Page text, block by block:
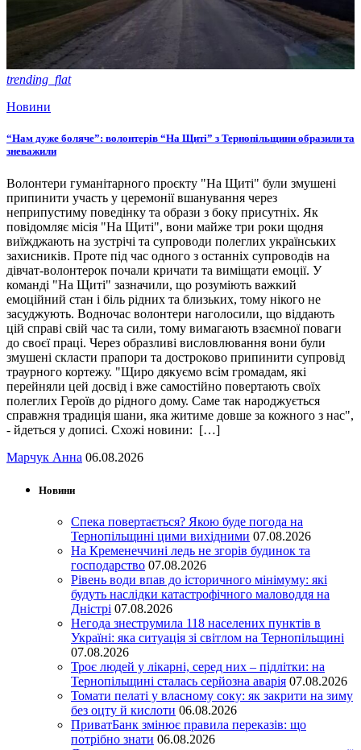
trending_flat
Новини
“Нам дуже боляче”: волонтерів “На Щиті” з Тернопільщини образили та
зневажили
Волонтери гуманітарного проєкту "На Щиті" були змушені
припинити участь у церемонії вшанування через
неприпустиму поведінку та образи з боку присутніх. Як
повідомляє місія "На Щиті", вони майже три роки щодня
виїжджають на зустрічі та супроводи полеглих українських
захисників. Проте під час одного з останніх супроводів на
дівчат-волонтерок почали кричати та виміщати емоції. У
команді "На Щиті" зазначили, що розуміють важкий
емоційний стан і біль рідних та близьких, тому нікого не
засуджують. Водночас волонтери наголосили, що віддають
цій справі свій час та сили, тому вимагають взаємної поваги
до своєї праці. Через образливі висловлювання вони були
змушені скласти прапори та достроково припинити супровід
траурного кортежу. "Щиро дякуємо всім громадам, які
перейняли цей досвід і вже самостійно повертають своїх
полеглих Героїв до рідного дому. Саме так народжується
справжня традиція шани, яка житиме довше за кожного з нас",
- йдеться у дописі. Схожі новини: […]
Марчук Анна 06.08.2026
Новини
Спека повертається? Якою буде погода на
Тернопільщині цими вихідними 07.08.2026
На Кременеччині ледь не згорів будинок та
господарство 07.08.2026
Рівень води впав до історичного мінімуму: які
будуть наслідки катастрофічного маловоддя на
Дністрі 07.08.2026
Негода знеструмила 118 населених пунктів в
Україні: яка ситуація зі світлом на Тернопільщині
07.08.2026
Троє людей у лікарні, серед них – підлітки: на
Тернопільщині сталась серйозна аварія 07.08.2026
Томати пелаті у власному соку: як закрити на зиму
без оцту й кислоти 06.08.2026
ПриватБанк змінює правила переказів: що
потрібно знати 06.08.2026